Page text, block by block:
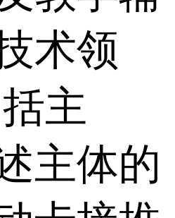
术领
主
主体的